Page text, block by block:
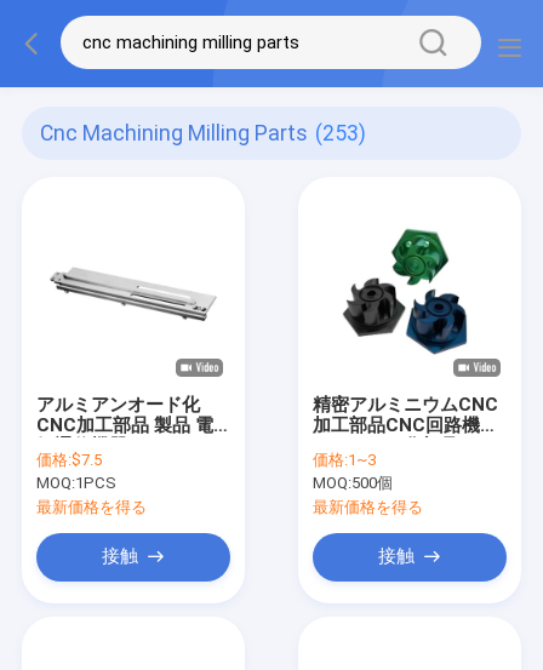
Cnc Machining Milling Parts (253)
アルミアンオード化
CNC加工部品 製品 電
リアハンドル
価格:$7.5
MOQ:1PCS
最新価格を得る
接触
精密アルミニウムCNC
加工部品CNC回路機械
価格:1~3
MOQ:500個
最新価格を得る
接触